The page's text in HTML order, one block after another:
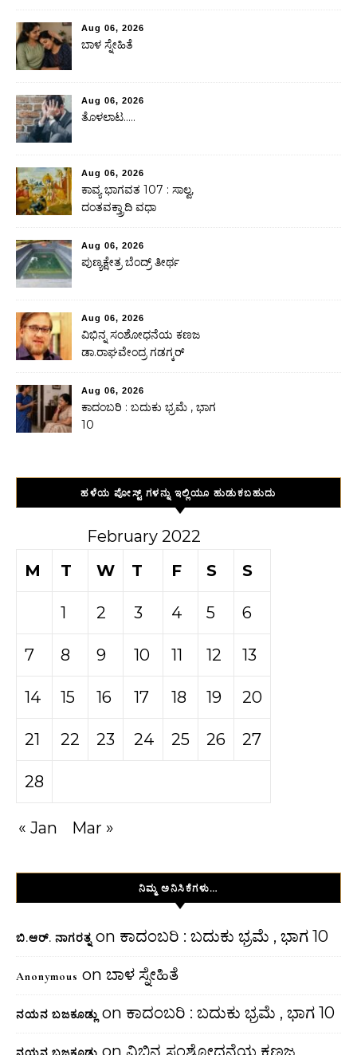
Aug 06, 2026
ಬಾಳ ಸ್ನೇಹಿತೆ
Aug 06, 2026
ತೊಳಲಾಟ…..
Aug 06, 2026
ಕಾವ್ಯ ಭಾಗವತ 107 : ಸಾಲ್ವ,
ದಂತವಕ್ತ್ರಾದಿ ವಧಾ
Aug 06, 2026
ಪುಣ್ಯಕ್ಷೇತ್ರ ಬೆಂದ್ರ್ ತೀರ್ಥ
Aug 06, 2026
ವಿಭಿನ್ನ ಸಂಶೋಧನೆಯ ಕಣಜ
ಡಾ.ರಾಘವೇಂದ್ರ ಗಡಗ್ಕರ್
Aug 06, 2026
ಕಾದಂಬರಿ : ಬದುಕು ಭ್ರಮೆ , ಭಾಗ
10
ಹಳೆಯ ಪೋಸ್ಟ್ ಗಳನ್ನು ಇಲ್ಲಿಯೂ ಹುಡುಕಬಹುದು
February 2022
M
T W T F S S
1 2 3 4 5 6
7 8 9 10 11 12 13
14 15 16 17 18 19 20
21 22 23 24 25 26 27
28
« Jan Mar »
ನಿಮ್ಮ ಅನಿಸಿಕೆಗಳು…
ಬಿ.ಆರ್. ನಾಗರತ್ನ on ಕಾದಂಬರಿ : ಬದುಕು ಭ್ರಮೆ , ಭಾಗ 10
Anonymous on ಬಾಳ ಸ್ನೇಹಿತೆ
ನಯನ ಬಜಕೂಡ್ಲು on ಕಾದಂಬರಿ : ಬದುಕು ಭ್ರಮೆ , ಭಾಗ 10
on ವಿಭಿನ್ನ ಸಂಶೋಧನೆಯ ಕಣಜ